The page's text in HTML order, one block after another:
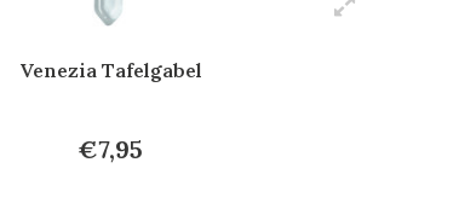
Venezia Tafelgabel
€7,95